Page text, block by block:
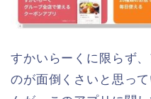
すかいらーくに限らず
のが面倒くさいと思っ